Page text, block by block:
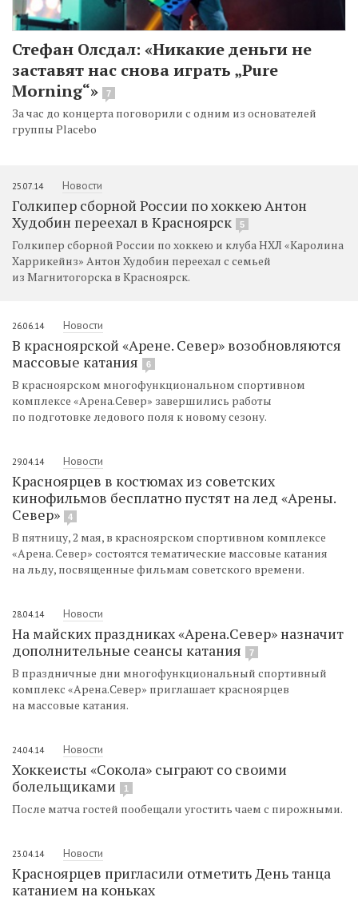
Стефан Олсдал: «Никакие деньги не
заставят нас снова играть „Pure
Morning“»
7
За час до концерта поговорили с одним из основателей
группы Placebo
25.07.14 Новости
Голкипер сборной России по хоккею Антон
Худобин переехал в Красноярск
5
Голкипер сборной России по хоккею и клуба НХЛ «Каролина
Харрикейнз» Антон Худобин переехал с семьей
из Магнитогорска в Красноярск.
26.06.14 Новости
В красноярской «Арене. Север» возобновляются
массовые катания
6
В красноярском многофункциональном спортивном
комплексе «Арена.Север» завершились работы
по подготовке ледового поля к новому сезону.
29.04.14 Новости
Красноярцев в костюмах из советских
кинофильмов бесплатно пустят на лед «Арены.
Север»
4
В пятницу, 2 мая, в красноярском спортивном комплексе
«Арена. Север» состоятся тематические массовые катания
на льду, посвященные фильмам советского времени.
28.04.14 Новости
На майских праздниках «Арена.Север» назначит
дополнительные сеансы катания
7
В праздничные дни многофункциональный спортивный
комплекс «Арена.Север» приглашает красноярцев
на массовые катания.
24.04.14 Новости
Хоккеисты «Сокола» сыграют со своими
болельщиками
1
После матча гостей пообещали угостить чаем с пирожными.
23.04.14 Новости
Красноярцев пригласили отметить День танца
катанием на коньках